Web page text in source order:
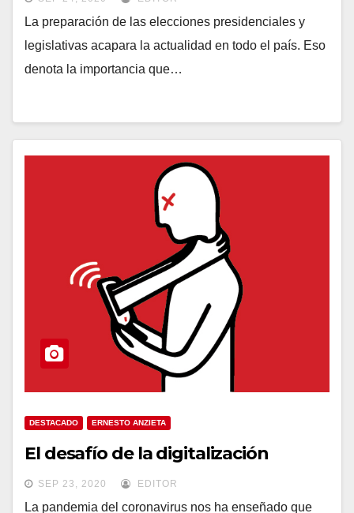
La preparación de las elecciones presidenciales y
legislativas acapara la actualidad en todo el país. Eso
denota la importancia que…
DESTACADO ERNESTO ANZIETA
El desafío de la digitalización
SEP 23, 2020 EDITOR
La pandemia del coronavirus nos ha enseñado que